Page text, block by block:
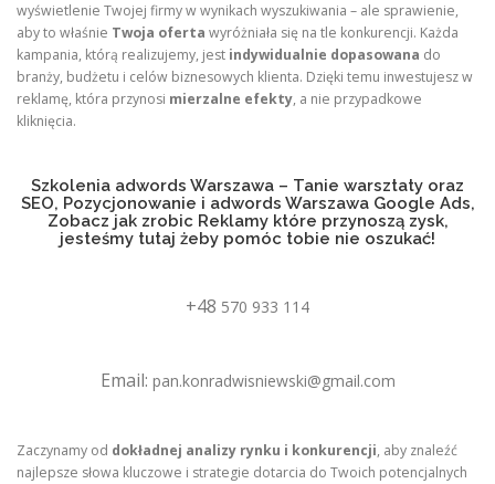
wyświetlenie Twojej firmy w wynikach wyszukiwania – ale sprawienie,
aby to właśnie Twoja oferta wyróżniała się na tle konkurencji. Każda
kampania, którą realizujemy, jest indywidualnie dopasowana do
branży, budżetu i celów biznesowych klienta. Dzięki temu inwestujesz w
reklamę, która przynosi mierzalne efekty, a nie przypadkowe
kliknięcia.
Szkolenia adwords Warszawa – Tanie warsztaty oraz
SEO, Pozycjonowanie i adwords Warszawa Google Ads,
Zobacz jak zrobic Reklamy które przynoszą zysk,
jesteśmy tutaj żeby pomóc tobie nie oszukać!
+48 570 933 114
Email: pan.konradwisniewski@gmail.com
Zaczynamy od dokładnej analizy rynku i konkurencji, aby znaleźć
najlepsze słowa kluczowe i strategie dotarcia do Twoich potencjalnych